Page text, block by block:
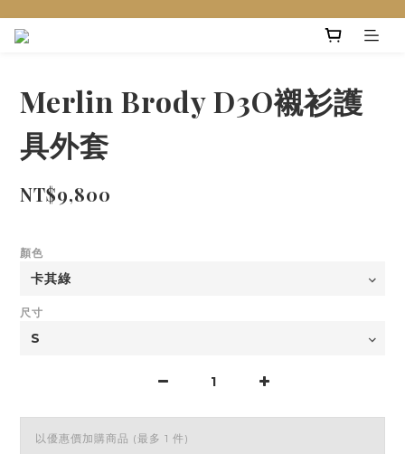
Merlin Brody D3O襯衫護
具外套
NT$9,800
顏色
尺寸
以優惠價加購商品 (最多 1 件)